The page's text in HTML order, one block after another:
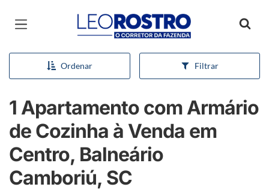
Página inicial
Ordenar Filtrar
1 Apartamento com Armário
de Cozinha à Venda em
Centro, Balneário
Camboriú, SC